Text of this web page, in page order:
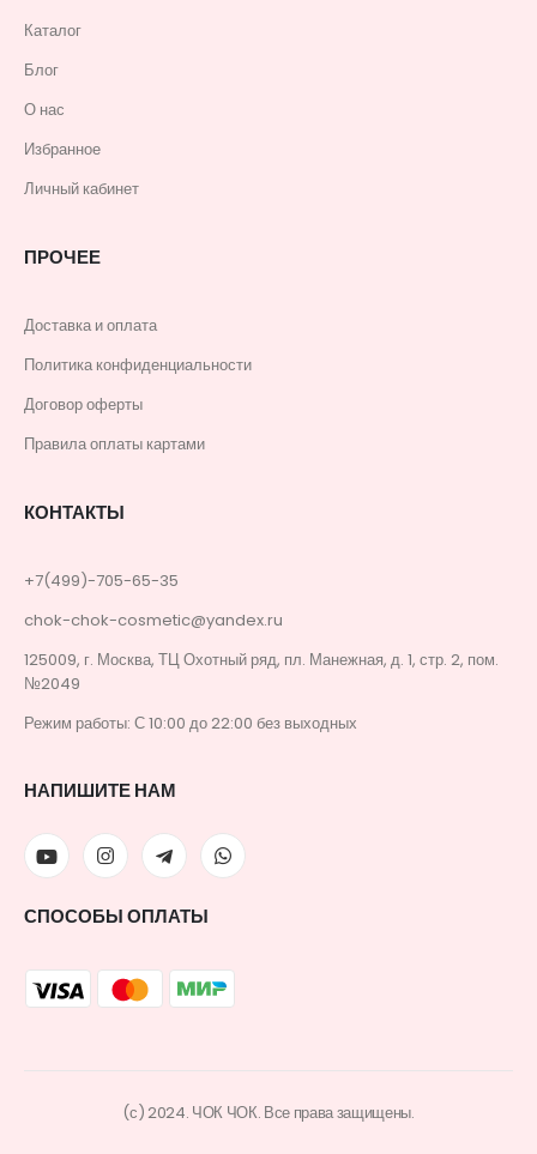
Каталог
Блог
О нас
Избранное
Личный кабинет
ПРОЧЕЕ
Доставка и оплата
Политика конфиденциальности
Договор оферты
Правила оплаты картами
КОНТАКТЫ
+7(499)-705-65-35
chok-chok-cosmetic@yandex.ru
125009, г. Москва, ТЦ Охотный ряд, пл. Манежная, д. 1, стр. 2, пом.
№2049
Режим работы: С 10:00 до 22:00 без выходных
НАПИШИТЕ НАМ
СПОСОБЫ ОПЛАТЫ
(с) 2024. ЧОК ЧОК. Все права защищены.